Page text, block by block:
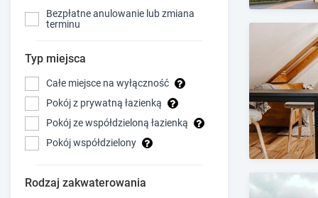
Bezpłatne anulowanie lub zmiana
terminu
Typ miejsca
Całe miejsce na wyłączność
Pokój z prywatną łazienką
Pokój ze współdzieloną łazienką
Pokój współdzielony
Rodzaj zakwaterowania